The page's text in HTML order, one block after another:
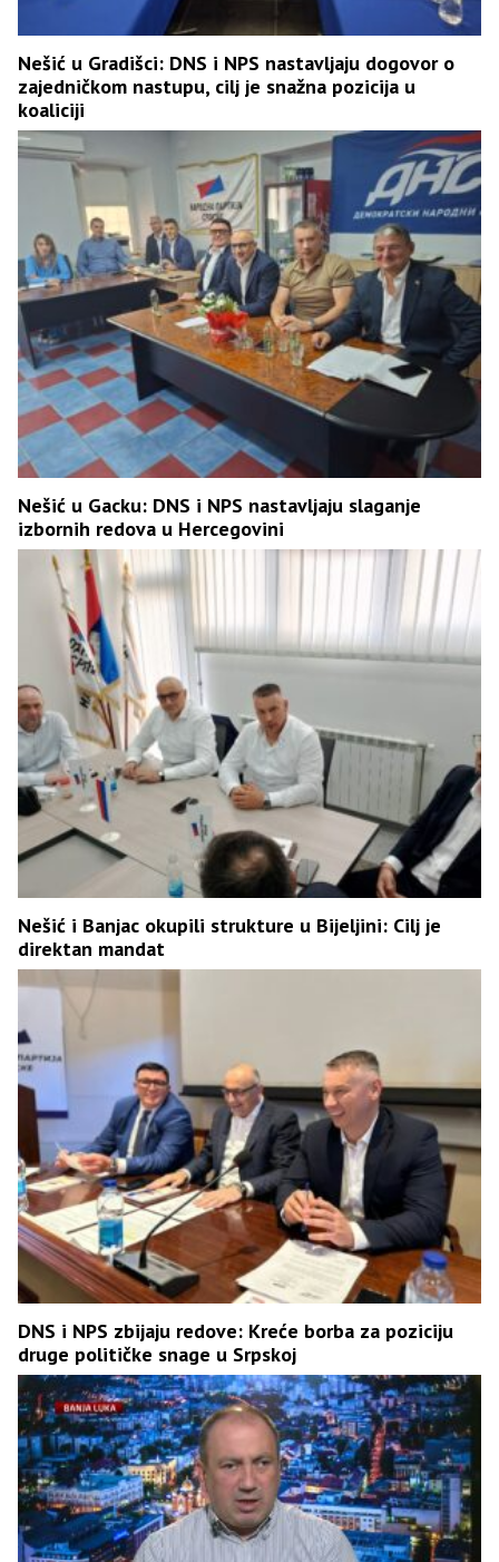
Nešić u Gradišci: DNS i NPS nastavljaju dogovor o
zajedničkom nastupu, cilj je snažna pozicija u
koaliciji
Nešić u Gacku: DNS i NPS nastavljaju slaganje
izbornih redova u Hercegovini
Nešić i Banjac okupili strukture u Bijeljini: Cilj je
direktan mandat
DNS i NPS zbijaju redove: Kreće borba za poziciju
druge političke snage u Srpskoj